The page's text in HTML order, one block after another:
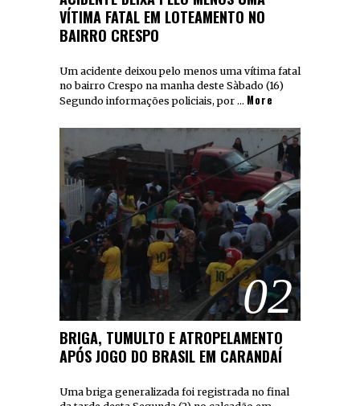
VÍTIMA FATAL EM LOTEAMENTO NO
BAIRRO CRESPO
Um acidente deixou pelo menos uma vítima fatal
no bairro Crespo na manha deste Sàbado (16)
Segundo informações policiais, por … More
02
BRIGA, TUMULTO E ATROPELAMENTO
APÓS JOGO DO BRASIL EM CARANDAÍ
Uma briga generalizada foi registrada no final